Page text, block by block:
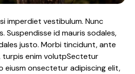
imperdiet vestibulum. Nunc
Suspendisse id mauris sodales,
justo. Morbi tincidunt, ante
enim volutpSectetur
eiusm onsectetur adipiscing elit,